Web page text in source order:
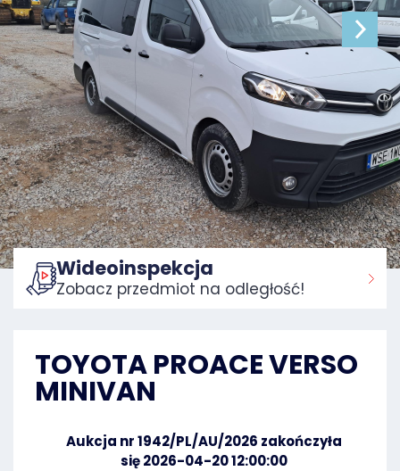
Strona główna:
Wideoinspekcja
Zobacz przedmiot na odległość!
TOYOTA PROACE VERSO
MINIVAN
Aukcja nr 1942/PL/AU/2026 zakończyła
się 2026-04-20 12:00:00